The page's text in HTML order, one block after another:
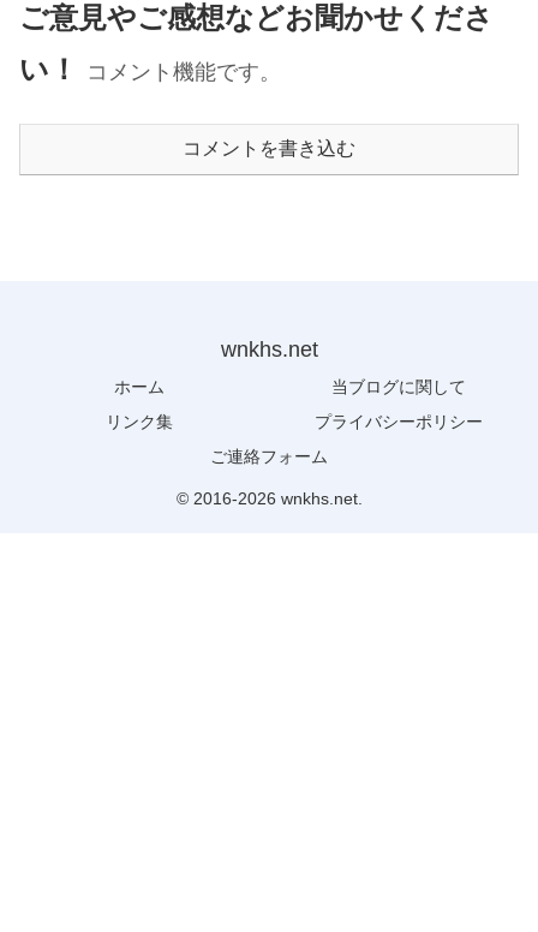
ご意見やご感想などお聞かせくださ
い！
コメント機能です。
コメントを書き込む
wnkhs.net
ホーム
当ブログに関して
リンク集
プライバシーポリシー
ご連絡フォーム
© 2016-2026 wnkhs.net.